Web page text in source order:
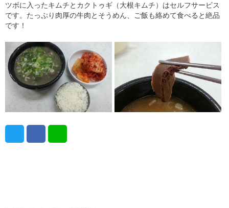
ツボに入ったキムチとカクトゥギ（大根キムチ）はセルフサービス
です。たっぷり肉厚の牛肉とそうめん、ご飯も絡めて食べると絶品
です！